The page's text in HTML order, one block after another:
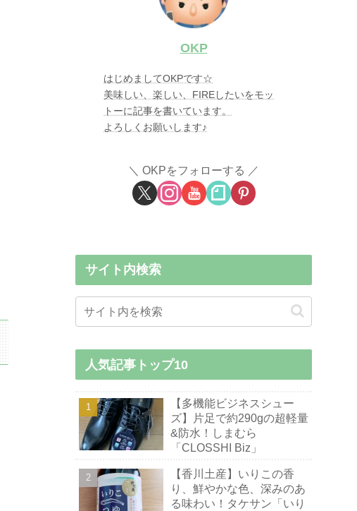
OKP
はじめましてOKPです☆
美味しい、楽しい、FIREしたいをモッ
トーに記事を書いています。
よろしくお願いします♪
OKPをフォローする
サイト内検索
人気記事トップ10
【多機能ビジネスシュー
ズ】片足で約290gの超軽量
&防水！しまむら
「CLOSSHI Biz」
【香川土産】いりこの香
り、鮮やかな色、深みのあ
る味わい！タケサン「いり